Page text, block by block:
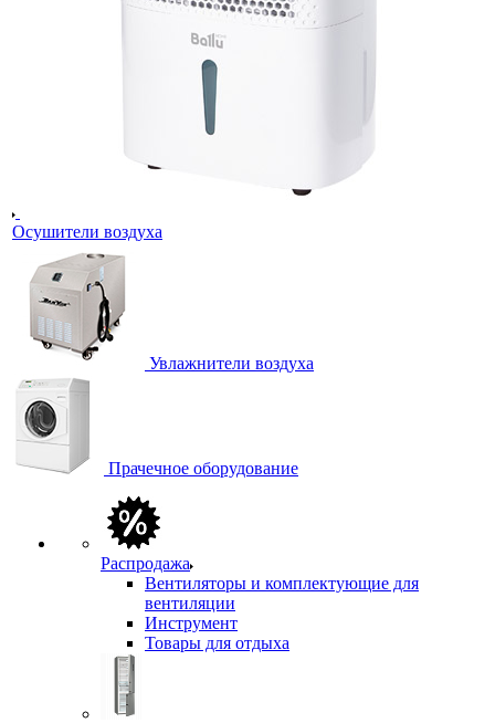
Осушители воздуха
Увлажнители воздуха
Прачечное оборудование
Распродажа
Вентиляторы и комплектующие для
вентиляции
Инструмент
Товары для отдыха